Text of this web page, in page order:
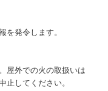
発令します。
屋外での火の取扱いは
してください。